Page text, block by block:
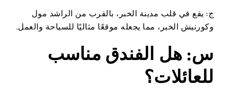
ج: يقع في قلب مدينة الخبر، بالقرب من الراشد مول
وكورنيش الخبر، مما يجعله موقعًا مثاليًا للسياحة والعمل.
س: هل الفندق مناسب
للعائلات؟